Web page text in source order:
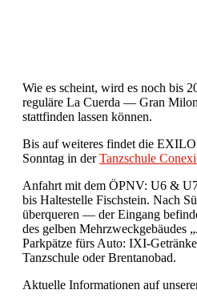
Wie es scheint, wird es noch bis
reguläre La Cuerda — Gran
stattfinden lassen können.
Bis auf weiteres findet die
Sonntag in derTanzschule
Anfahrt mit dem ÖPNV: U6 &
bis Haltestelle Fischstein. Nach
überqueren — der Eingang
des gelben Mehrzweckgebäudes
Parkpätze fürs Auto: IXI-
Tanzschule oder Brentanobad.
Aktuelle Informationen auf